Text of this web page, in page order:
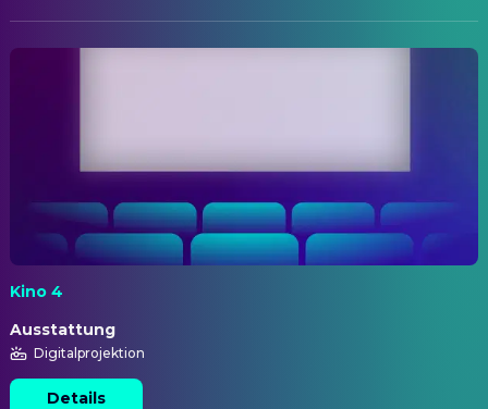
Kino 4
Ausstattung
Digitalprojektion
Details